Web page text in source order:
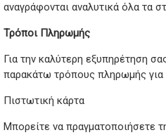
αναγράφονται αναλυτικά όλα τα
Τρόποι Πληρωμής
Για την καλύτερη εξυπηρέτηση
παρακάτω τρόπους πληρωμής για
Πιστωτική κάρτα
Μπορείτε να πραγματοποιήσετε